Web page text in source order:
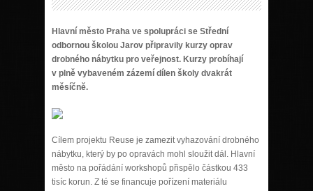
Hlavní město Praha ve spolupráci se Střední
odbornou školou Jarov připravily kurzy oprav
drobného nábytku pro veřejnost. Kurzy probíhají
v plně vybaveném zázemí dílen školy dvakrát
měsíčně.
Cílem projektu Reuse je zamezit vyhazování drobného
nábytku, který by po opravách mohl sloužit dál. Hlavní
město na pořádání workshopů přispělo částkou 433
tisíc korun. Z té se financuje pořízení materiálu